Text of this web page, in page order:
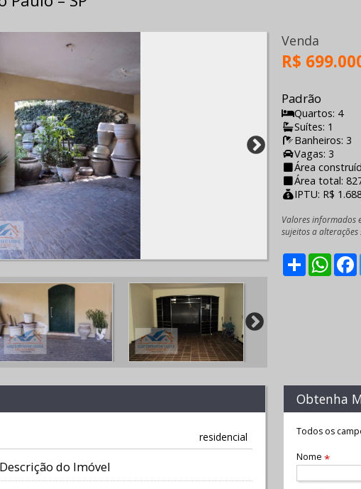
Venda
R$
Padrão
Quartos: 4
Suítes: 1
Banheiros: 3
Vagas: 3
Área
Área total:
IPTU: R$
Valores informados
sujeitos a alterações
Share
residencial
Descrição do Imóvel
Obtenha
Todos os
Nome *